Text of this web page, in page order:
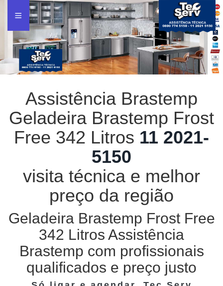
Assistência Brastemp
Geladeira Brastemp Frost
Free 342 Litros 11 2021-
5150
visita técnica e melhor
preço da região
Geladeira Brastemp Frost Free
342 Litros Assistência
Brastemp com profissionais
qualificados e preço justo